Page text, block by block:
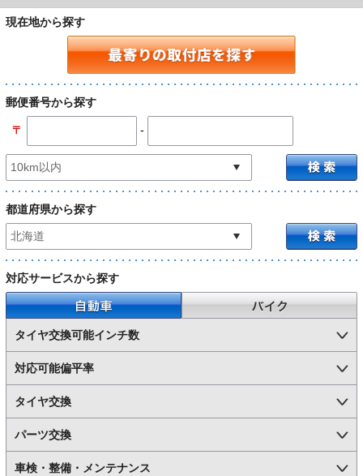
現在地から探す
郵便番号から探す
〒 -
都道府県から探す
対応サービスから探す
自動車
タイヤ交換可能インチ数
対応可能偏平率
タイヤ交換
パーツ交換
車検・整備・メンテナンス